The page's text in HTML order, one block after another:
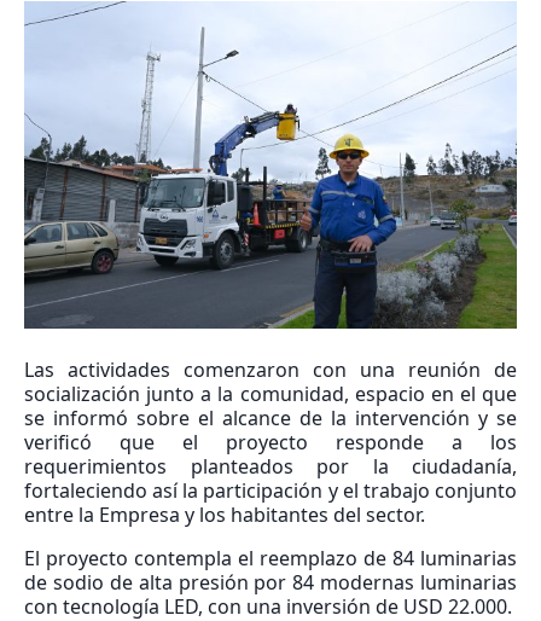
Las actividades comenzaron con una reunión de
socialización junto a la comunidad, espacio en el que
se informó sobre el alcance de la intervención y se
verificó que el proyecto responde a los
requerimientos planteados por la ciudadanía,
fortaleciendo así la participación y el trabajo conjunto
entre la Empresa y los habitantes del sector.
El proyecto contempla el reemplazo de 84 luminarias
de sodio de alta presión por 84 modernas luminarias
con tecnología LED, con una inversión de USD 22.000.